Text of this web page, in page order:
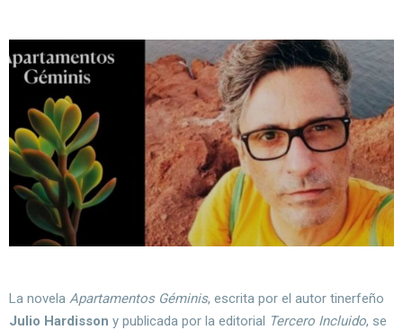
La novela Apartamentos Géminis, escrita por el autor tinerfeño
Julio Hardisson y publicada por la editorial Tercero Incluido, se